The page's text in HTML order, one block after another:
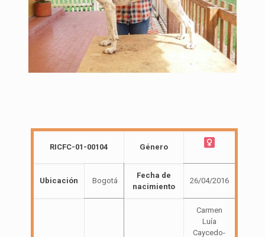
RICFC-01-00104 Género
Ubicación Bogotá
Fecha de
nacimiento
26/04/2016
Carmen
Luía
Caycedo-